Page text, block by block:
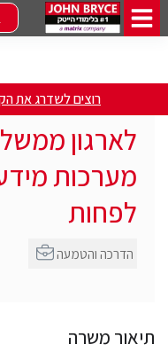
רוצים לשדרג את
לארגון
מערכות
לפחות
תיאור משרה